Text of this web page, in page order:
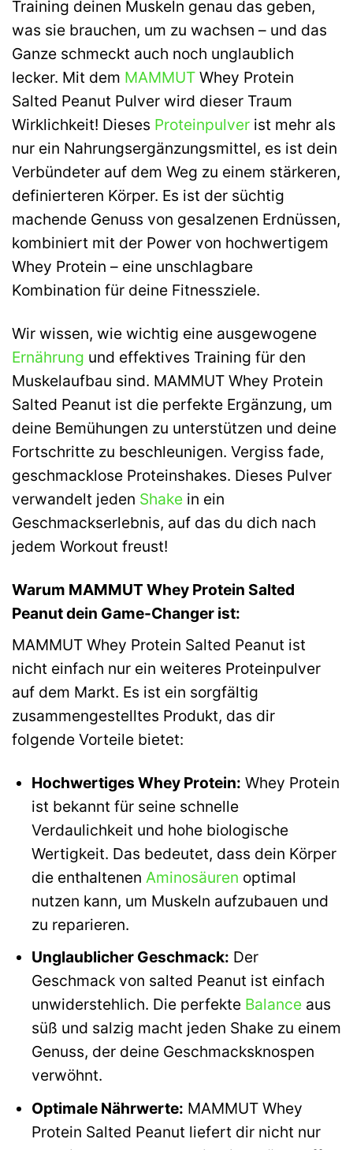
Training deinen Muskeln genau das geben,
was sie brauchen, um zu wachsen – und das
Ganze schmeckt auch noch unglaublich
lecker. Mit dem MAMMUT Whey Protein
Salted Peanut Pulver wird dieser Traum
Wirklichkeit! Dieses Proteinpulver ist mehr als
nur ein Nahrungsergänzungsmittel, es ist dein
Verbündeter auf dem Weg zu einem stärkeren,
definierteren Körper. Es ist der süchtig
machende Genuss von gesalzenen Erdnüssen,
kombiniert mit der Power von hochwertigem
Whey Protein – eine unschlagbare
Kombination für deine Fitnessziele.
Wir wissen, wie wichtig eine ausgewogene
Ernährung und effektives Training für den
Muskelaufbau sind. MAMMUT Whey Protein
Salted Peanut ist die perfekte Ergänzung, um
deine Bemühungen zu unterstützen und deine
Fortschritte zu beschleunigen. Vergiss fade,
geschmacklose Proteinshakes. Dieses Pulver
verwandelt jeden Shake in ein
Geschmackserlebnis, auf das du dich nach
jedem Workout freust!
Warum MAMMUT Whey Protein Salted
Peanut dein Game-Changer ist:
MAMMUT Whey Protein Salted Peanut ist
nicht einfach nur ein weiteres Proteinpulver
auf dem Markt. Es ist ein sorgfältig
zusammengestelltes Produkt, das dir
folgende Vorteile bietet:
Hochwertiges Whey Protein: Whey Protein
ist bekannt für seine schnelle
Verdaulichkeit und hohe biologische
Wertigkeit. Das bedeutet, dass dein Körper
die enthaltenen Aminosäuren optimal
nutzen kann, um Muskeln aufzubauen und
zu reparieren.
Unglaublicher Geschmack: Der
Geschmack von salted Peanut ist einfach
unwiderstehlich. Die perfekte Balanceaus
süß und salzig macht jeden Shake zu einem
Genuss, der deine Geschmacksknospen
verwöhnt.
Optimale Nährwerte: MAMMUT Whey
Protein Salted Peanut liefert dir nicht nur